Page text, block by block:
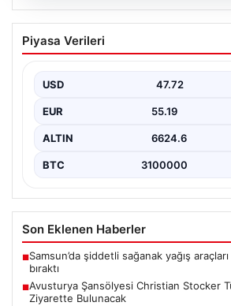
09.08.2026
Avusturya Şansölyesi
Stocker Türkiye’ye Resmi
Türkiye ile Avusturya arasındaki
görüşmelerin…
Piyasa Verileri
USD 47.72
EUR 55.19
ALTIN 6624.6
BTC 3100000
Son Eklenen Haberler
■Samsun’da şiddetli sağanak yağış
bıraktı
■Avusturya Şansölyesi Christian Stocker
Ziyarette Bulunacak